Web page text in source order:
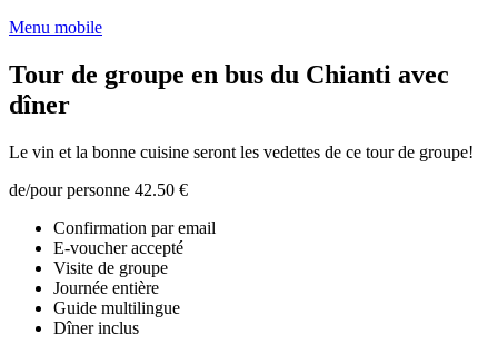
Menu mobile
Tour de groupe en bus du Chianti avec
dîner
Le vin et la bonne cuisine seront les vedettes de ce tour de groupe!
de/pour personne 42.50 €
Confirmation par email
E-voucher accepté
Visite de groupe
Journée entière
Guide multilingue
Dîner inclus